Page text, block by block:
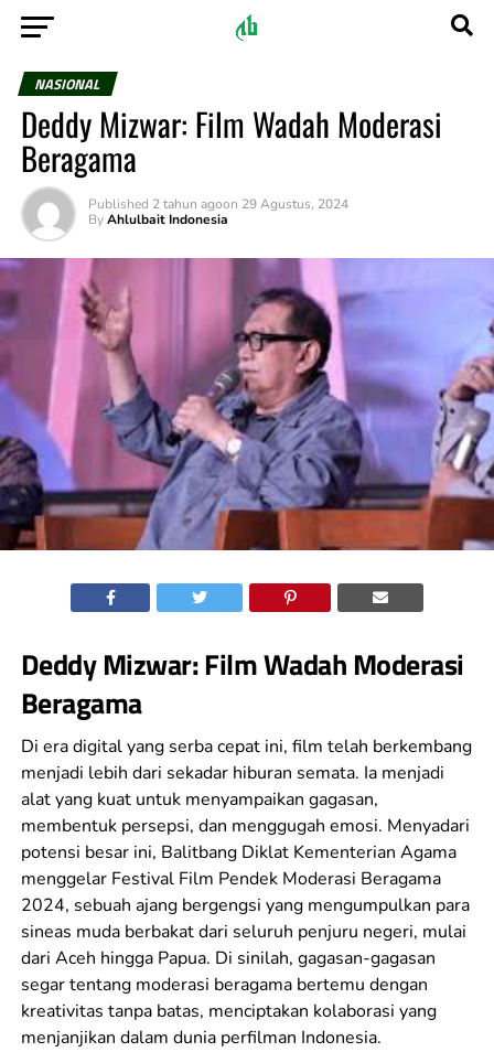
NASIONAL
Deddy Mizwar: Film Wadah Moderasi
Beragama
Published 2 tahun agoon 29 Agustus, 2024
By Ahlulbait Indonesia
Deddy Mizwar: Film Wadah Moderasi
Beragama
Di era digital yang serba cepat ini, film telah berkembang
menjadi lebih dari sekadar hiburan semata. Ia menjadi
alat yang kuat untuk menyampaikan gagasan,
membentuk persepsi, dan menggugah emosi. Menyadari
potensi besar ini, Balitbang Diklat Kementerian Agama
menggelar Festival Film Pendek Moderasi Beragama
2024, sebuah ajang bergengsi yang mengumpulkan para
sineas muda berbakat dari seluruh penjuru negeri, mulai
dari Aceh hingga Papua. Di sinilah, gagasan-gagasan
segar tentang moderasi beragama bertemu dengan
kreativitas tanpa batas, menciptakan kolaborasi yang
menjanjikan dalam dunia perfilman Indonesia.